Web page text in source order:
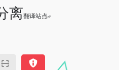
离翻译站点